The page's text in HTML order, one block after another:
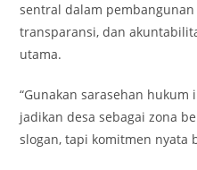
sentral dalam
transparansi, dan
utama.
“Gunakan sarasehan
jadikan desa sebagai zona
slogan, tapi komitmen nyata